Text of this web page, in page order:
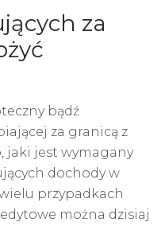
za
bądź
za granicą z
jaki jest wymagany
dochody w
przypadkach
można dzisiaj